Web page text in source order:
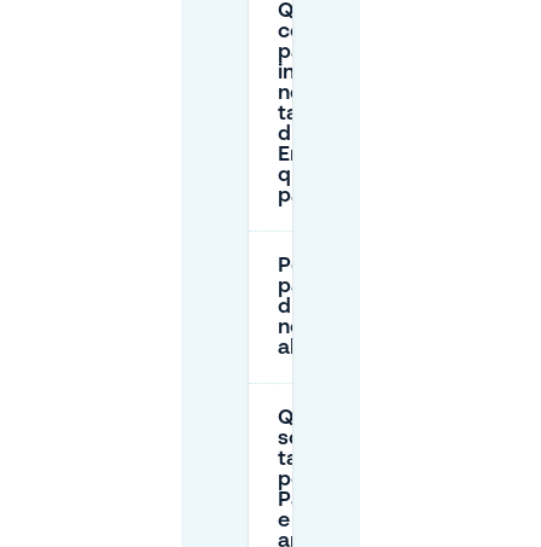
Quanto
costa il
parcheggio
in strada
nella zona
tariffaria 2
di
Enschede e
quando si
paga?
Posso
parcheggiare
durante la
notte vicino
al Volkspark?
Quali
sono le
tariffe
per P+R
Parkweg
e è
aperto